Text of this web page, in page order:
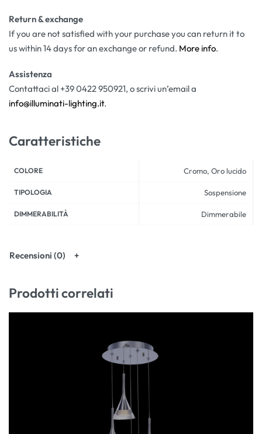
Return & exchange
If you are not satisfied with your purchase you can return it to
us within 14 days for an exchange or refund. More info.
Assistenza
Contattaci al +39 0422 950921, o scrivi un’email a
info@illuminati-lighting.it.
Caratteristiche
COLORE Cromo, Oro lucido
TIPOLOGIA Sospensione
DIMMERABILITÀ Dimmerabile
Recensioni (0)
Prodotti correlati